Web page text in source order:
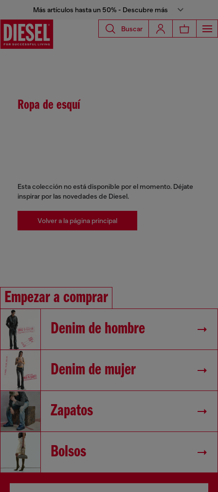
Más artículos hasta un 50% - Descubre más
Buscar
Ropa de esquí
Esta colección no está disponible por el momento. Déjate
inspirar por las novedades de Diesel.
Volver a la página principal
Empezar a comprar
Denim de hombre
Denim de mujer
Zapatos
Bolsos